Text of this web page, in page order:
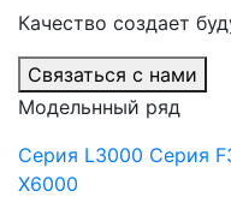
Качество создает
Связаться с нами
Модельнный ряд
Серия L3000 Серия
Х6000